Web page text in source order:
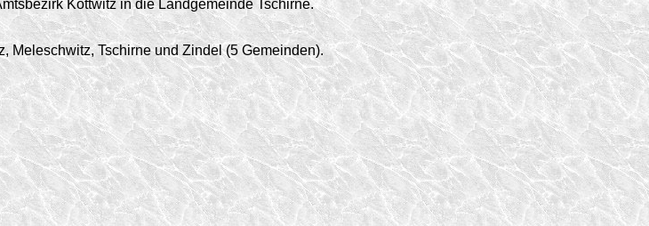
Kottwitz in die Landgemeinde Tschirne.
Meleschwitz, Tschirne und Zindel (5 Gemeinden).